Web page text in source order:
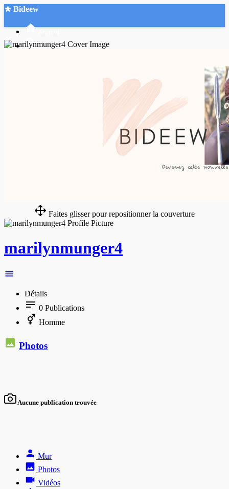
★ Bideew
Faites glisser pour repositionner la couverture
marilynmunger4
Détails
0 Publications
Homme
Photos
Aucune publication trouvée
Mur
Photos
Vidéos